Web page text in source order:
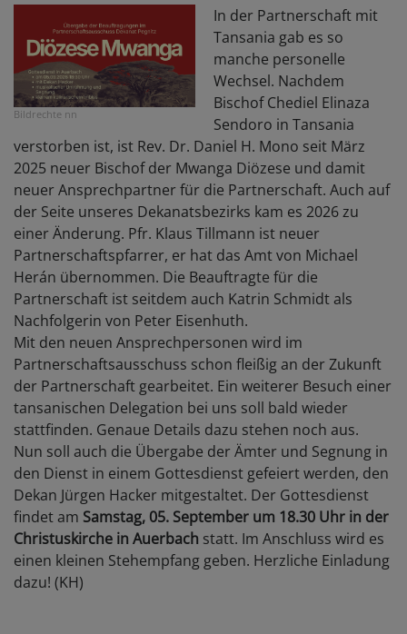
Bildrechte nn
In der Partnerschaft mit
Tansania gab es so
manche personelle
Wechsel. Nachdem
Bischof Chediel Elinaza
Sendoro in Tansania
verstorben ist, ist Rev. Dr. Daniel H. Mono seit März
2025 neuer Bischof der Mwanga Diözese und damit
neuer Ansprechpartner für die Partnerschaft. Auch auf
der Seite unseres Dekanatsbezirks kam es 2026 zu
einer Änderung. Pfr. Klaus Tillmann ist neuer
Partnerschaftspfarrer, er hat das Amt von Michael
Herán übernommen. Die Beauftragte für die
Partnerschaft ist seitdem auch Katrin Schmidt als
Nachfolgerin von Peter Eisenhuth.
Mit den neuen Ansprechpersonen wird im
Partnerschaftsausschuss schon fleißig an der Zukunft
der Partnerschaft gearbeitet. Ein weiterer Besuch einer
tansanischen Delegation bei uns soll bald wieder
stattfinden. Genaue Details dazu stehen noch aus.
Nun soll auch die Übergabe der Ämter und Segnung in
den Dienst in einem Gottesdienst gefeiert werden, den
Dekan Jürgen Hacker mitgestaltet. Der Gottesdienst
findet am Samstag, 05. September um 18.30 Uhr in der
Christuskirche in Auerbach statt. Im Anschluss wird es
einen kleinen Stehempfang geben. Herzliche Einladung
dazu! (KH)